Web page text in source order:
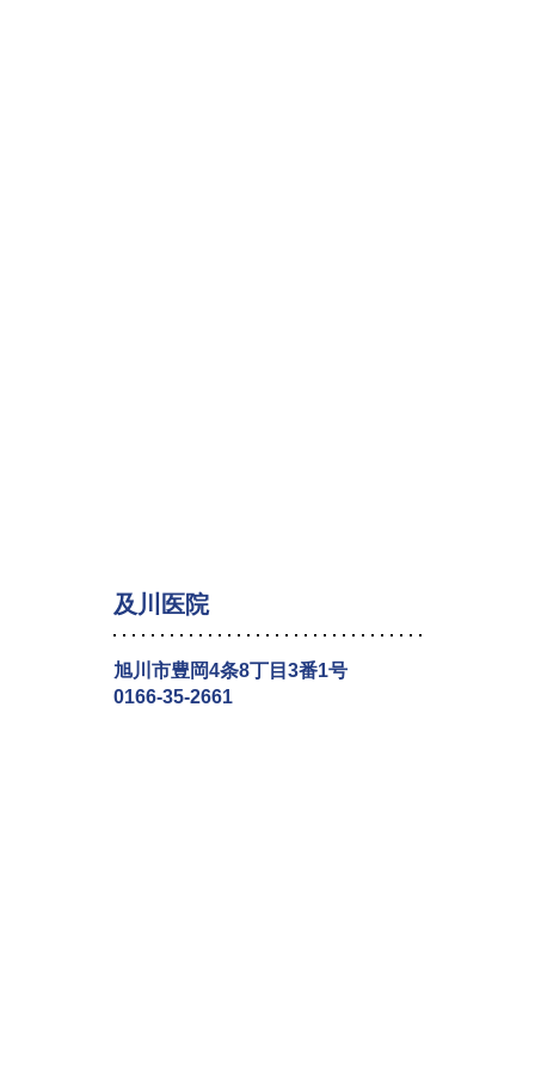
及川医院
旭川市豊岡4条8丁目3番1号
0166-35-2661